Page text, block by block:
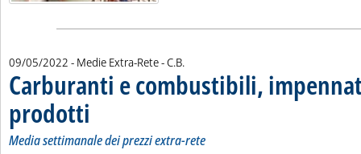
09/05/2022 - Medie Extra-Rete -di:
C.B.
Carburanti e combustibili,
prodotti
Media settimanale dei prezzi extra-rete